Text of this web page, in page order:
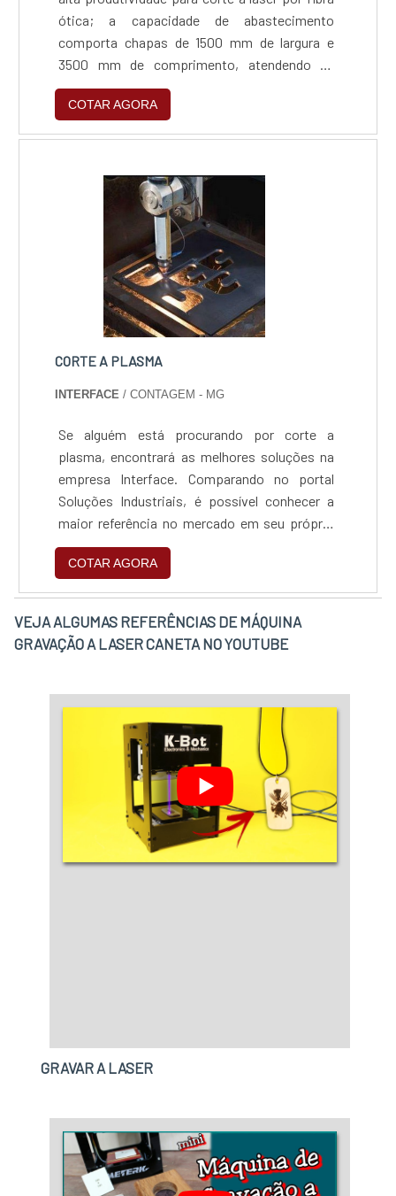
ótica; a capacidade de abastecimento
comporta chapas de 1500 mm de largura e
3500 mm de comprimento, atendendo as
espessuras de até 16mm em aço carbono,
8mm em aço inox, 4mm em alumínio e 3mm
em latão.
COTAR AGORA
CORTE A PLASMA
INTERFACE / CONTAGEM - MG
Se alguém está procurando por corte a
plasma, encontrará as melhores soluções na
empresa Interface. Comparando no portal
Soluções Industriais, é possível conhecer a
maior referência no mercado em seu próprio
segmento.Qualidade é aqui! Quando o
interesse é por corte a plasma, na Interface é
possível contar com excelente custo-
benefício com comprometimento no que dá
resultados aos clientes.OUTRAS
INFORMAÇÕES SOBRE CORTE A PLASMAA
proporcionar para os parceiros uma estrutura
com escritório de alta qualidade onde são
realizadas as atividades e salas de
treinamento com materiais sofisticados, tudo
isso para garantir que se tenha corte a
plasma com proteção. Sem trocar o foco
sobre corte a plasma, é importante buscar
uma empresa que tenha produtos e serviços
qualidade. Então, aproveite a oportunidade e
faça uma cotação agora mesmo com a equipe
personalizado sobre corte a
plasma. DIFERENCIAIS PERTINENTES DA
COMPANHIASomente na Interface é possível
encontrar a solução para quem busca
COTAR AGORA
VEJA ALGUMAS REFERÊNCIAS DE MÁQUINA
GRAVAÇÃO A LASER CANETA NO YOUTUBE
GRAVAR A LASER